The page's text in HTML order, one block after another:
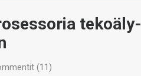
tekoäly-
(11)